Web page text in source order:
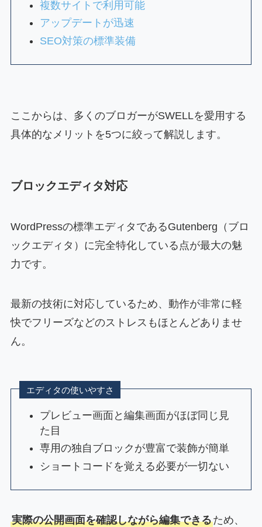
複数サイトで利用可能
アップデートが迅速
SEO対策の標準装備
ここからは、多くのブロガーがSWELLを愛用する
具体的なメリットを5つに絞って解説します。
ブロックエディタ対応
WordPressの標準エディタであるGutenberg（ブロ
ックエディタ）に完全特化している点が最大の魅
力です。
最新の技術に対応しているため、動作が非常に軽
快でフリーズなどのストレスもほとんどありませ
ん。
エディタの使いやすさ
プレビュー画面と編集画面がほぼ同じ見
た目
専用の独自ブロックが豊富で装飾が簡単
ショートコードを覚える必要が一切ない
実際の公開画面を確認しながら編集できるため、